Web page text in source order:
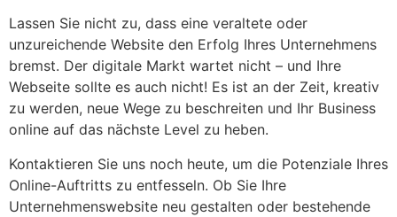
Lassen Sie nicht zu, dass eine veraltete oder
unzureichende Website den Erfolg Ihres Unternehmens
bremst. Der digitale Markt wartet nicht – und Ihre
Webseite sollte es auch nicht! Es ist an der Zeit, kreativ
zu werden, neue Wege zu beschreiten und Ihr Business
online auf das nächste Level zu heben.
Kontaktieren Sie uns noch heute, um die Potenziale Ihres
Online-Auftritts zu entfesseln. Ob Sie Ihre
Unternehmenswebsite neu gestalten oder bestehende